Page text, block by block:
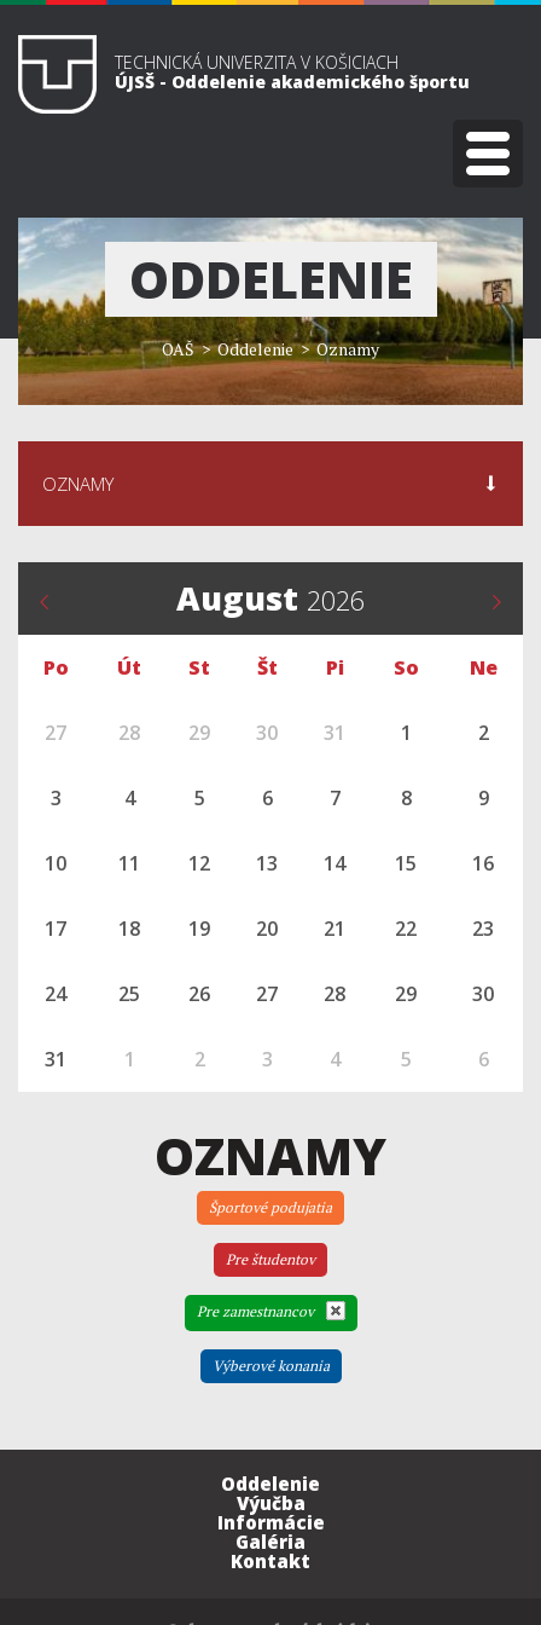
TECHNICKÁ UNIVERZITA V KOŠICIACH
ÚJSŠ - Oddelenie akademického športu
ODDELENIE
OAŠ> Oddelenie > Oznamy
OZNAMY
August 2026
Po Út St Št Pi So Ne
27 28 29 30 31 1 2
3 4 5 6 7 8 9
10 11 12 13 14 15 16
17 18 19 20 21 22 23
24 25 26 27 28 29 30
31 1 2 3 4 5 6
OZNAMY
Športové podujatia
Pre študentov
Pre zamestnancov
Výberové konania
Oddelenie
Výučba
Informácie
Galéria
Kontakt